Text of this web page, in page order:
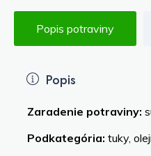
Popis potraviny
Popis
Zaradenie potraviny:
Podkategória: tuky,